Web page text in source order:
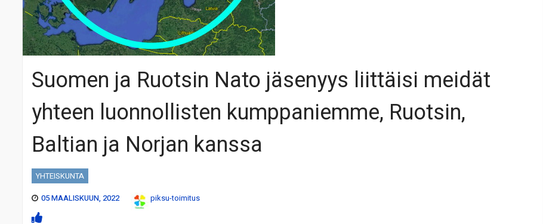
Suomen ja Ruotsin Nato jäsenyys liittäisi meidät
yhteen luonnollisten kumppaniemme, Ruotsin,
Baltian ja Norjan kanssa
YHTEISKUNTA
05 MAALISKUUN, 2022
piksu-toimitus